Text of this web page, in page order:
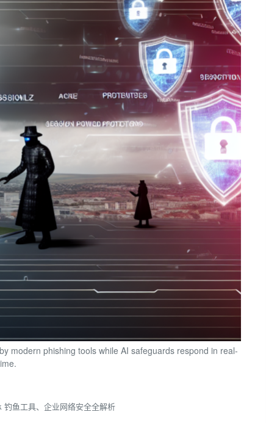
modern phishing tools while AI safeguards respond in real-
鱼工具、企业网络安全全解析